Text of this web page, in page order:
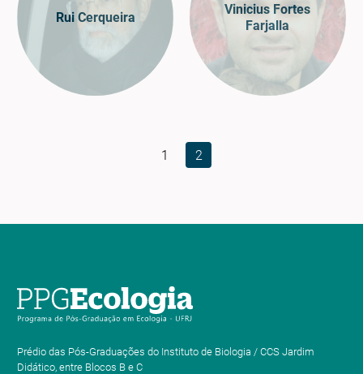
Rui Cerqueira
Vinicius Fortes
Farjalla
1 2
Prédio das Pós-Graduações do Instituto de Biologia / CCS Jardim
Didático, entre Blocos B e C